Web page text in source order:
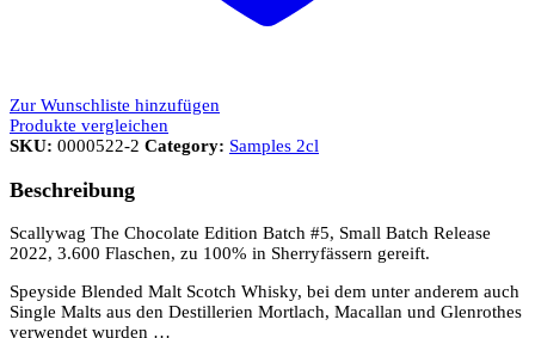
Zur Wunschliste hinzufügen
Produkte vergleichen
SKU: 0000522-2 Category: Samples 2cl
Beschreibung
Scallywag The Chocolate Edition Batch #5, Small Batch Release
2022, 3.600 Flaschen, zu 100% in Sherryfässern gereift.
Speyside Blended Malt Scotch Whisky, bei dem unter anderem auch
Single Malts aus den Destillerien Mortlach, Macallan und Glenrothes
verwendet wurden …